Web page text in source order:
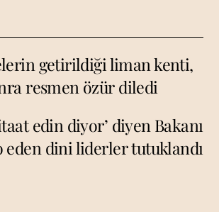
getirildiği liman kenti,
resmen özür diledi
edin diyor’ diyen Bakanı
eden dini liderler tutuklandı